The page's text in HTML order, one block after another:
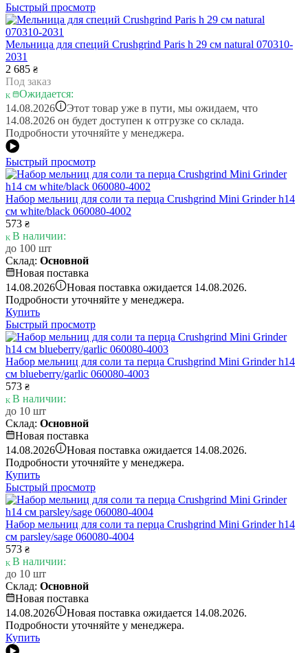
Быстрый просмотр
Мельница для специй Crushgrind Paris h 29 см natural 070310-
2031
2 685 ₴
Под заказ
Ожидается:
14.08.2026 i
Этот товар уже в пути, мы ожидаем, что
14.08.2026 он будет доступен к отгрузке со склада.
Подробности уточняйте у менеджера.
Быстрый просмотр
Набор мельниц для соли та перца Crushgrind Mini Grinder h14
см white/black 060080-4002
573 ₴
В наличии:
до 100 шт
Склад: Основной
Новая поставка
14.08.2026 i Новая поставка ожидается 14.08.2026.
Подробности уточняйте у менеджера.
Купить
Быстрый просмотр
Набор мельниц для соли та перца Crushgrind Mini Grinder h14
см blueberry/garlic 060080-4003
573 ₴
В наличии:
до 10 шт
Склад: Основной
Новая поставка
14.08.2026 i Новая поставка ожидается 14.08.2026.
Подробности уточняйте у менеджера.
Купить
Быстрый просмотр
Набор мельниц для соли та перца Crushgrind Mini Grinder h14
см parsley/sage 060080-4004
573 ₴
В наличии:
до 10 шт
Склад: Основной
Новая поставка
14.08.2026 i Новая поставка ожидается 14.08.2026.
Подробности уточняйте у менеджера.
Купить